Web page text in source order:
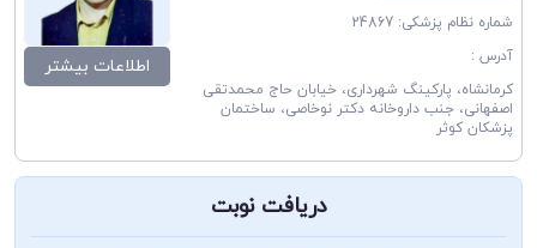
شماره نظام پزشکی: 24867
آدرس :
کرمانشاه، پارکینگ شهرداری، خیابان حاج محمدتقی
اصفهانی، جنب داروخانه دکتر نوخاصی، ساختمان
پزشکان کوثر
اطلاعات بیشتر
دریافت نوبت